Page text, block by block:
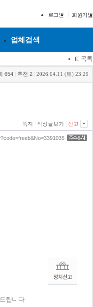
로그인 회원가입
업체검색
목록
654 추천 2 2026.04.11 (토) 23:29
쪽지 작성글보기 신고
립니다